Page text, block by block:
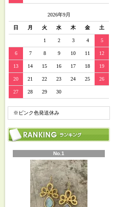
2026年9月
日 月 火 水 木 金 土
1 2 3 4 5
6 7 8 9 10 11 12
13 14 15 16 17 18 19
20 21 22 23 24 25 26
27 28 29 30
※ピンク色発送休み
No.1